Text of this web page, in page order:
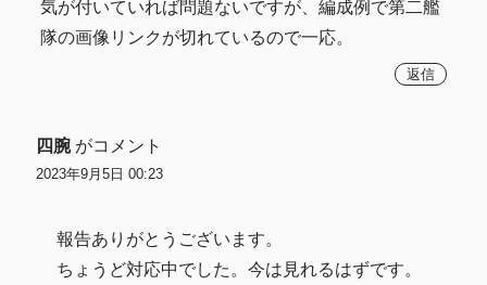
気が付いていれば問題ないですが、編成例で第二艦
隊の画像リンクが切れているので一応。
返信
四腕 がコメント
2023年9月5日 00:23
報告ありがとうございます。
ちょうど対応中でした。今は見れるはずです。